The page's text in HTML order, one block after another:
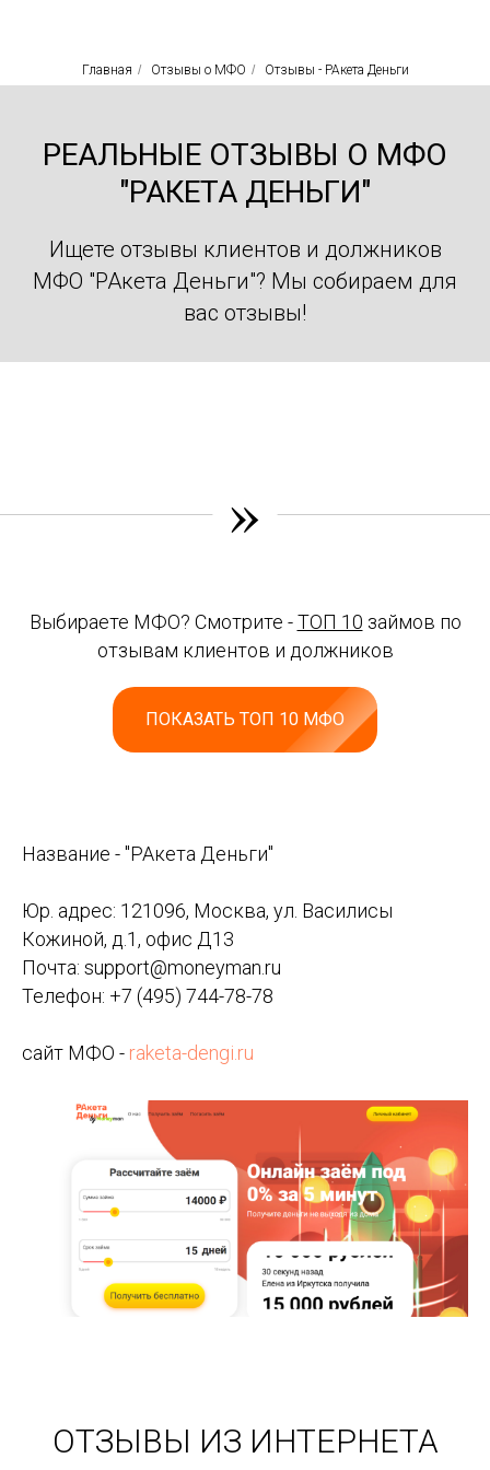
Главная / Отзывы о МФО / Отзывы - РАкета Деньги
РЕАЛЬНЫЕ ОТЗЫВЫ О МФО
"РАКЕТА ДЕНЬГИ"
Ищете отзывы клиентов и должников
МФО "РАкета Деньги"? Мы собираем для
вас отзывы!
»
Выбираете МФО? Смотрите -ТОП 10 займов по
отзывам клиентов и должников
ПОКАЗАТЬ ТОП 10 МФО
Название - "РАкета Деньги"
Юр. адрес: 121096, Москва, ул. Василисы
Кожиной, д.1, офис Д13
Почта: support@moneyman.ru
Телефон: +7 (495) 744-78-78
сайт МФО - raketa-dengi.ru
ОТЗЫВЫ ИЗ ИНТЕРНЕТА